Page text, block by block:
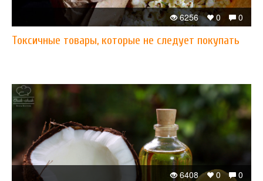
0
0
6256
Токсичные товары, которые не следует покупать
0
0
6408